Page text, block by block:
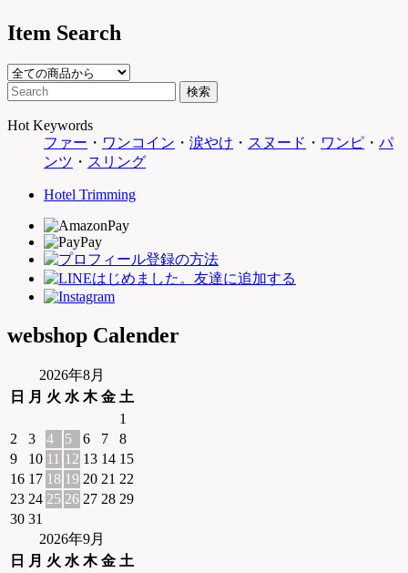
Item Search
Hot Keywords
ファー ・ ワンコイン ・ 涙やけ ・ スヌード ・ ワンピ ・ パ
ンツ ・ スリング
Hotel Trimming
webshop Calender
2026年8月
日
月 火 水 木 金 土
1
2
3 4 5 6 7
8
9
10 11 12 13 14 15
16 17 18 19 20 21 22
23 24 25 26 27 28 29
30 31
2026年9月
日
月 火 水 木 金 土